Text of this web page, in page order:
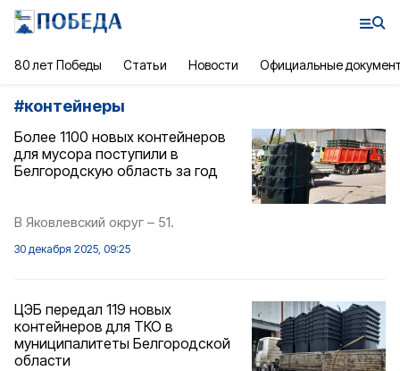
80 лет Победы Статьи Новости Официальные
#контейнеры
Более 1100 новых контейнеров
для мусора поступили в
Белгородскую область за год
В Яковлевский округ – 51.
30 декабря 2025, 09:25
ЦЭБ передал 119 новых
контейнеров для ТКО в
муниципалитеты Белгородской
области